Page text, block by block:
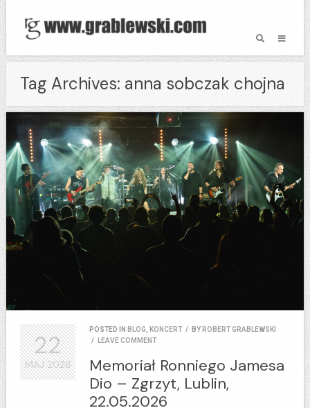
Tag Archives: anna sobczak chojna
POSTED IN BLOG, KONCERT / BY ROBERT GRABLEWSKI
/
LEAVE COMMENT
Memoriał Ronniego Jamesa
Dio – Zgrzyt, Lublin,
22.05.2026
22
MAJ2026